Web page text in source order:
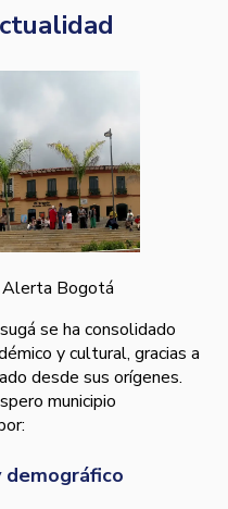
Alerta Bogotá
se ha consolidado
y cultural, gracias a
desde sus orígenes.
municipio
demográfico